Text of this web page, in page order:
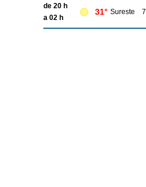
de 20 h
a 02 h
31° Sureste